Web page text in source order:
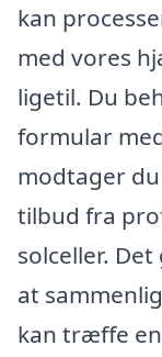
kan
med vores
ligetil. Du
formular
modtager
tilbud fra
solceller.
at
kan træffe